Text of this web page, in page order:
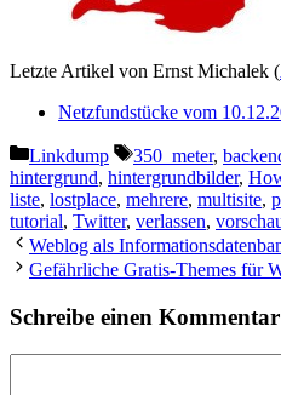
Letzte Artikel von Ernst Michalek (
Netzfundstücke vom
Kategorien
Linkdump Schlagwörter
350_meter,
hintergrund, hintergrundbilder,
liste, lostplace, mehrere, multisite,
tutorial, Twitter, verlassen,
Weblog als
Gefährliche Gratis-Themes für
Schreibe einen Kommentar